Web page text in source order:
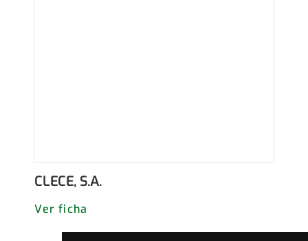
CLECE, S.A.
Ver ficha